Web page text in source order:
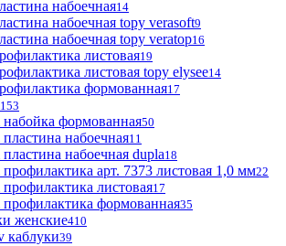
набоечная14
набоечная topy verasoft9
набоечная topy veratop16
листовая19
листовая topy elysee14
формованная17
153
набойка формованная50
набоечная11
набоечная dupla18
арт. 7373 листовая 1,0 мм22
листовая17
профилактика формованная35
женские410
каблуки39